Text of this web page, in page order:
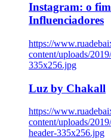
Instagram: o
Influenciadores
https://
content/uploads/
335x256.jpg
Luz by Chakall
https://
content/uploads/
header-335x256.jpg